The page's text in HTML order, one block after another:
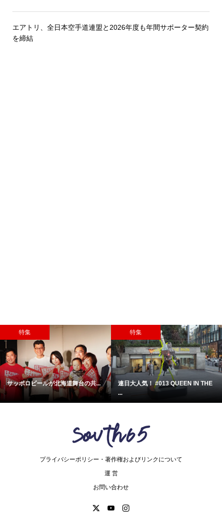
エアトリ、全日本空手道連盟と2026年度も年間サポーター契約
を締結
特集
サッポロビールが北海道舞台の共...
特集
連日大人気！ #013 QUEEN IN THE
...
プライバシーポリシー・著作権およびリンクについて
運 営
お問い合わせ